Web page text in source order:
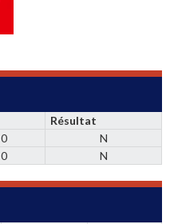
Résultat
0
N
0 N